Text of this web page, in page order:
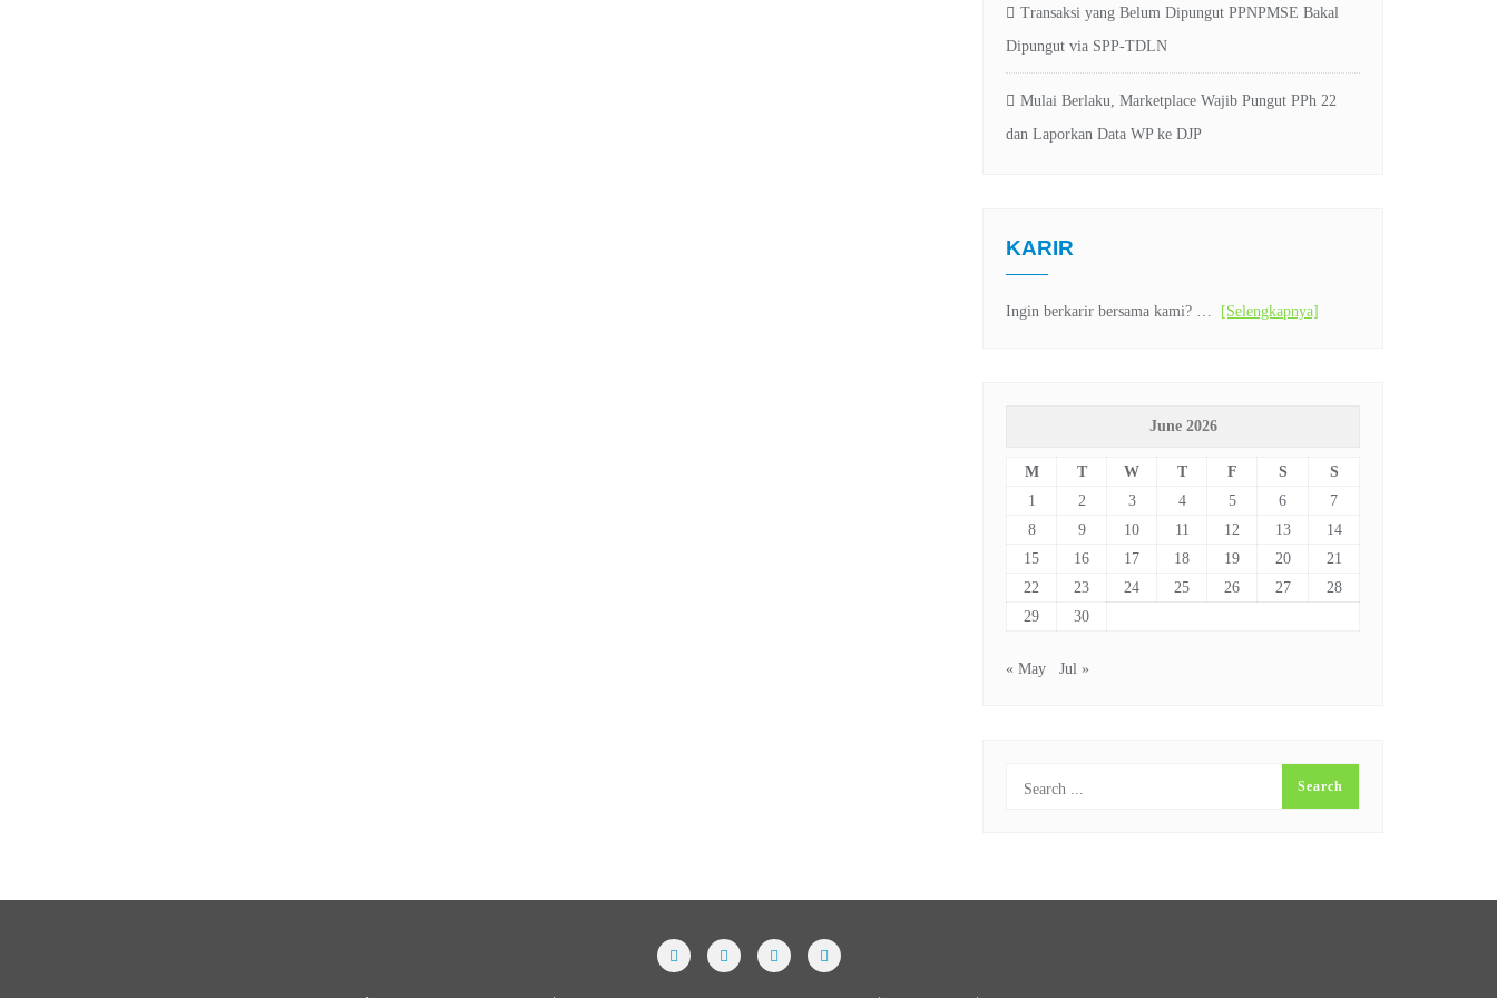
Transaksi yang Belum Dipungut PPNPMSE Bakal
Dipungut via SPP-TDLN
Mulai Berlaku, Marketplace Wajib Pungut PPh 22
dan Laporkan Data WP ke DJP
KARIR
Ingin berkarir bersama kami? … [Selengkapnya]
June 2026
M T W T F S
S
1
2 3 4 5 6
7
8
9 10 11 12 13
14
15
16 17 18 19 20
21
22
23 24 25 26 27
28
29
30
« May Jul »